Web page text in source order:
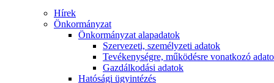
Hírek
Önkormányzat
Önkormányzat alapadatok
Szervezeti, személyzeti adatok
Tevékenységre, működésre vonatkozó
Gazdálkodási adatok
Hatósági ügyintézés